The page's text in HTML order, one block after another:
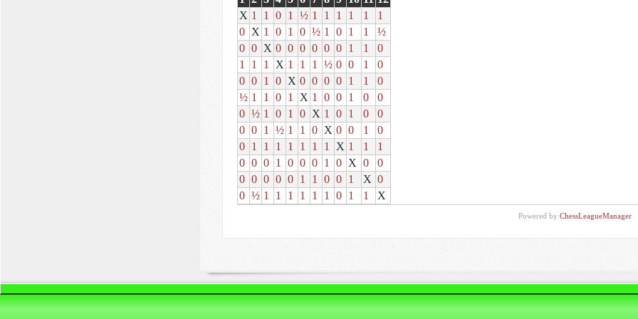
X 1 1 0 1 ½ 1 1 1 1 1
1
0
X 1 0 1 0 ½ 1 0 1 1
½
0 0 X 0 0 0 0 0 0 1 1
0
1
1 1 X 1 1 1 ½ 0 0 1
0
0 0 1 0 X 0 0 0 0 1 1
0
½ 1 1 0 1 X 1 0 0 1 0
0
0 ½ 1 0 1 0 X 1 0 1 0
0
0 0 1 ½ 1 1 0 X 0 0 1
0
0
1 1 1 1 1 1 1 X 1 1
1
0 0 0 1 0 0 0 1 0 X 0
0
0 0 0 0 0 1 1 0 0 1 X 0
0 ½ 1 1 1 1 1 1 0 1 1 X
Powered by ChessLeagueManager